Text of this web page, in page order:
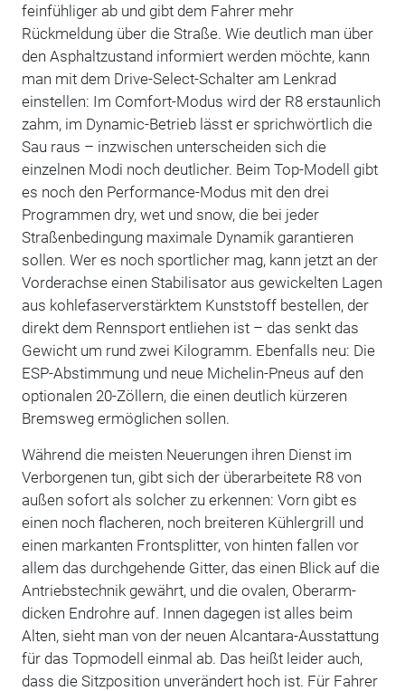
feinfühliger ab und gibt dem Fahrer mehr
Rückmeldung über die Straße. Wie deutlich man über
den Asphaltzustand informiert werden möchte, kann
man mit dem Drive-Select-Schalter am Lenkrad
einstellen: Im Comfort-Modus wird der R8 erstaunlich
zahm, im Dynamic-Betrieb lässt er sprichwörtlich die
Sau raus – inzwischen unterscheiden sich die
einzelnen Modi noch deutlicher. Beim Top-Modell gibt
es noch den Performance-Modus mit den drei
Programmen dry, wet und snow, die bei jeder
Straßenbedingung maximale Dynamik garantieren
sollen. Wer es noch sportlicher mag, kann jetzt an der
Vorderachse einen Stabilisator aus gewickelten Lagen
aus kohlefaserverstärktem Kunststoff bestellen, der
direkt dem Rennsport entliehen ist – das senkt das
Gewicht um rund zwei Kilogramm. Ebenfalls neu: Die
ESP-Abstimmung und neue Michelin-Pneus auf den
optionalen 20-Zöllern, die einen deutlich kürzeren
Bremsweg ermöglichen sollen.
Während die meisten Neuerungen ihren Dienst im
Verborgenen tun, gibt sich der überarbeitete R8 von
außen sofort als solcher zu erkennen: Vorn gibt es
einen noch flacheren, noch breiteren Kühlergrill und
einen markanten Frontsplitter, von hinten fallen vor
allem das durchgehende Gitter, das einen Blick auf die
Antriebstechnik gewährt, und die ovalen, Oberarm-
dicken Endrohre auf. Innen dagegen ist alles beim
Alten, sieht man von der neuen Alcantara-Ausstattung
für das Topmodell einmal ab. Das heißt leider auch,
dass die Sitzposition unverändert hoch ist. Für Fahrer